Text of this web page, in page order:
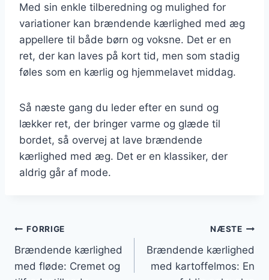
Med sin enkle tilberedning og mulighed for
variationer kan brændende kærlighed med æg
appellere til både børn og voksne. Det er en
ret, der kan laves på kort tid, men som stadig
føles som en kærlig og hjemmelavet middag.
Så næste gang du leder efter en sund og
lækker ret, der bringer varme og glæde til
bordet, så overvej at lave brændende
kærlighed med æg. Det er en klassiker, der
aldrig går af mode.
Indlægsnavigation
FORRIGE
Brændende kærlighed
med fløde: Cremet og
NÆSTE
Brændende kærlighed
med kartoffelmos: En